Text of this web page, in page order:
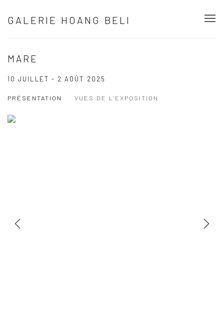
GALERIE HOANG BELI
MARE
10 JUILLET - 2 AOÛT 2025
PRÉSENTATION VUES DE L'EXPOSITION